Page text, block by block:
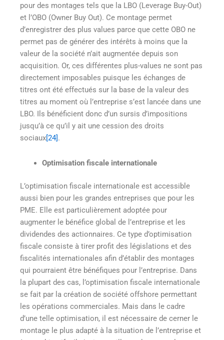
pour des montages tels que la LBO (Leverage Buy-Out)
et l’OBO (Owner Buy Out). Ce montage permet
d’enregistrer des plus values parce que cette OBO ne
permet pas de générer des intérêts à moins que la
valeur de la société n’ait augmentée depuis son
acquisition. Or, ces différentes plus-values ne sont pas
directement imposables puisque les échanges de
titres ont été effectués sur la base de la valeur des
titres au moment où l’entreprise s’est lancée dans une
LBO. Ils bénéficient donc d’un sursis d’impositions
jusqu’à ce qu’il y ait une cession des droits
sociaux [24] .
Optimisation fiscale internationale
L’optimisation fiscale internationale est accessible
aussi bien pour les grandes entreprises que pour les
PME. Elle est particulièrement adoptée pour
augmenter le bénéfice global de l’entreprise et les
dividendes des actionnaires. Ce type d’optimisation
fiscale consiste à tirer profit des législations et des
fiscalités internationales afin d’établir des montages
qui pourraient être bénéfiques pour l’entreprise. Dans
la plupart des cas, l’optimisation fiscale internationale
se fait par la création de société offshore permettant
les opérations commerciales. Mais dans le cadre
d’une telle optimisation, il est nécessaire de cerner le
montage le plus adapté à la situation de l’entreprise et